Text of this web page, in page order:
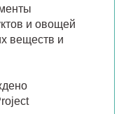
и овощей
веществ и